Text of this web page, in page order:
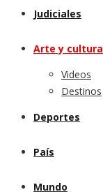
Judiciales
Arte y cultura
Videos
Destinos
Deportes
País
Mundo